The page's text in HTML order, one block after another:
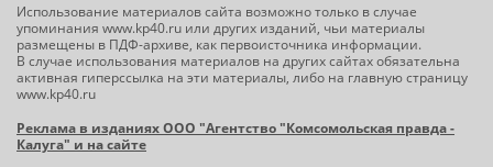
Использование материалов сайта возможно только в случае
упоминания www.kp40.ru или других изданий, чьи материалы
размещены в ПДФ-архиве, как первоисточника информации.
В случае использования материалов на других сайтах обязательна
активная гиперссылка на эти материалы, либо на главную страницу
www.kp40.ru
Реклама в изданиях ООО "Агентство "Комсомольская правда -
Калуга" и на сайте